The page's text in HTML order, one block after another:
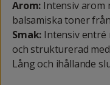
Arom: Intensiv arom
balsamiska toner
Smak: Intensiv entré
och strukturerad
Lång och ihållande